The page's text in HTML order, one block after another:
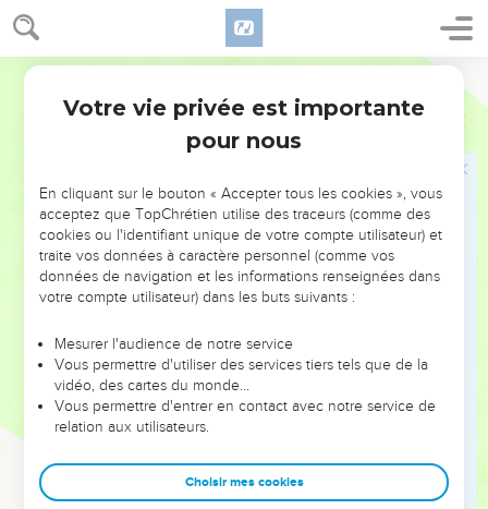
Jérémie 10
Ma tente est dévastée, tous mes cordages sont coupés.
Mes fils m'ont quittée, ils ne sont plus là. Je n'ai personne qui
dresse de nouveau ma tente, qui relève mes abris en toile. »
Jérémie
C’est que les bergers ont été stupides : ils n'ont pas
cherché l'Eternel. Voilà pourquoi ils n'ont pas agi
intelligemment, voilà pourquoi tous leurs troupeaux sont
dispersés.
C’est le bruit d’une rumeur, elle arrive, c'est un grand
tremblement qui vient du pays du nord pour réduire les villes
Jérémie prie au nom de son peuple
Je sais, Eternel, que l’être humain n’a pas autorité sur la
voie qu’il suit. Ce n'est pas à l'homme qui marche de diriger
ses pas.
Corrige-moi, Eternel, mais dans une juste mesure et non
Votre vie privée est importante
pour nous
En cliquant sur le bouton « Accepter tous les cookies », vous
acceptez que TopChrétien utilise des traceurs (comme des
cookies ou l'identifiant unique de votre compte utilisateur) et
traite vos données à caractère personnel (comme vos
données de navigation et les informations renseignées dans
votre compte utilisateur) dans les buts suivants :
Mesurer l'audience de notre service
Vous permettre d'utiliser des services tiers tels que de la
vidéo, des cartes du monde…
Vous permettre d'entrer en contact avec notre service de
relation aux utilisateurs.
Choisir mes cookies